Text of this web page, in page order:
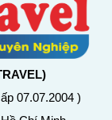
07.07.2004 )